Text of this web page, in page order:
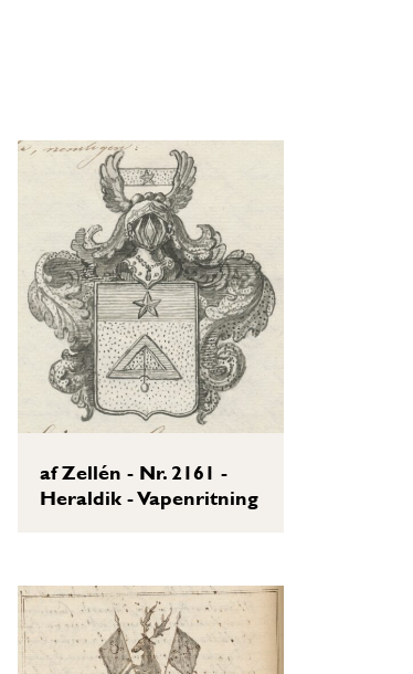
af Zellén - Nr. 2161 -
Heraldik - Vapenritning